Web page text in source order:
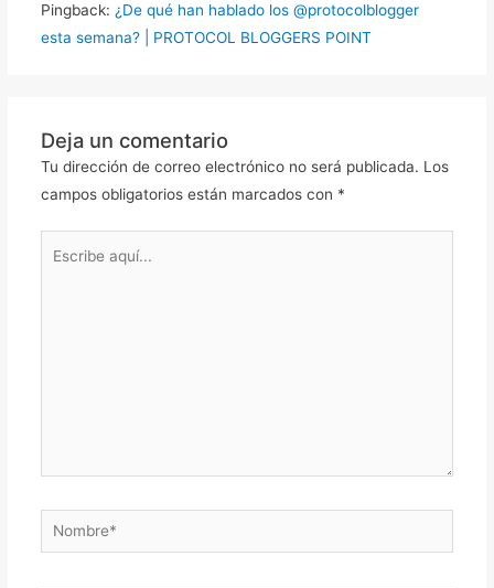
Pingback: ¿De qué han hablado los @protocolblogger
esta semana? | PROTOCOL BLOGGERS POINT
Deja un comentario
Tu dirección de correo electrónico no será publicada. Los
campos obligatorios están marcados con *
Nombre*